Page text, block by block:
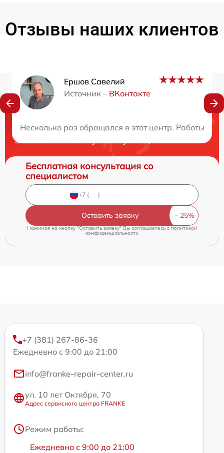
Отзывы наших клиентов
Ершов Савелий
Источник – ВКонтакте
Несколько раз обращался в этот центр. Работы
Нужна консультация?
Закажите бесплатную консультацию
Бесплатная консультация со
специалистом
Оставить заявку
Нажимая на кнопку "Оставить заявку" Вы соглашаетесь cполитикой
конфиденциальности
+7 (381) 267-86-36
Ежедневно с 9:00 до 21:00
info@franke-repair-center.ru
ул. 10 лет Октября, 70
Адрес сервисного центра FRANKE
Режим работы:
Ежедневно с 9:00 до 21:00